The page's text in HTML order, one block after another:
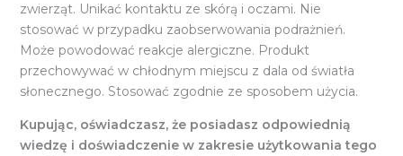
zwierząt. Unikać kontaktu ze skórą i oczami. Nie
stosować w przypadku zaobserwowania podrażnień.
Może powodować reakcje alergiczne. Produkt
przechowywać w chłodnym miejscu z dala od światła
słonecznego. Stosować zgodnie ze sposobem użycia.
Kupując, oświadczasz, że posiadasz odpowiednią
wiedzę i doświadczenie w zakresie użytkowania tego